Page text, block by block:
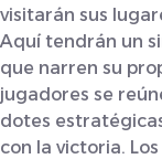
visitarán sus
Aquí tendrán un
que narren su
jugadores se
dotes
con la victoria.